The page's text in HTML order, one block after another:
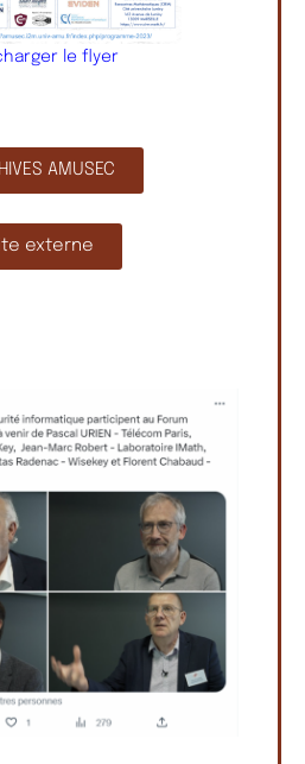
le flyer
AMUSEC
externe